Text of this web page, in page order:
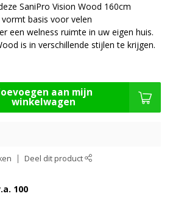
SaniPro Vision Wood 160cm
basis voor velen
een welness ruimte in uw eigen huis.
is in verschillende stijlen te krijgen.
aan mijn
winkelwagen
Deel dit product
100